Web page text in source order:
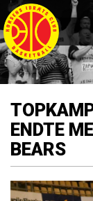
ENDTE
BEARS